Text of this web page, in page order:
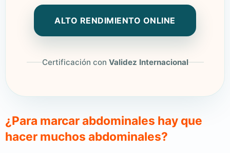
ALTO RENDIMIENTO ONLINE
Certificación con Validez Internacional
¿Para marcar abdominales hay que
hacer muchos abdominales?